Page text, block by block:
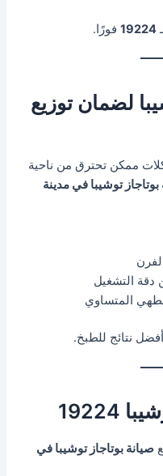
19224 فورًا.
لضمان توزيع
ممكن تحترق من ناحية
بوتاجاز توشيبا في مدينة
دقة التشغيل
المتساوي
نتائج للطبخ.
صيانة بوتاجاز توشيبا في